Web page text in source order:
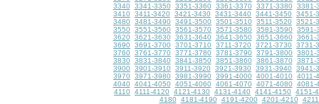
3340
3341-3350 3351-3360 3361-3370 3371-3380
3381-
3410
3411-3420 3421-3430 3431-3440 3441-3450
3451-
3480
3481-3490 3491-3500 3501-3510 3511-3520
3521-
3550
3551-3560 3561-3570 3571-3580 3581-3590
3591-
3620
3621-3630 3631-3640 3641-3650 3651-3660
3661-
3690
3691-3700 3701-3710 3711-3720 3721-3730
3731-
3760
3761-3770 3771-3780 3781-3790 3791-3800
3801-
3830
3831-3840 3841-3850 3851-3860 3861-3870
3871-
3900
3901-3910 3911-3920 3921-3930 3931-3940
3941-
3970
3971-3980 3981-3990 3991-4000 4001-4010
4011-
4040
4041-4050 4051-4060 4061-4070 4071-4080
4081-
4110
4111-4120 4121-4130 4131-4140 4141-4150
4151-
4180
4181-4190 4191-4200 4201-4210